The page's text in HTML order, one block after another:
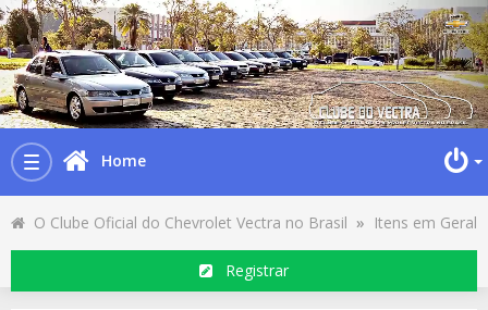
Toggle
navigation
Home
O Clube Oficial do Chevrolet Vectra no Brasil » Itens em Geral
Registrar